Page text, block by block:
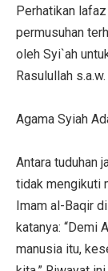
Perhatikan lafaz
permusuhan
oleh Syi`ah
Rasulullah
Agama Syiah
Antara tuduhan
tidak mengikuti
Imam al-Baqir
katanya: “Demi
manusia itu,